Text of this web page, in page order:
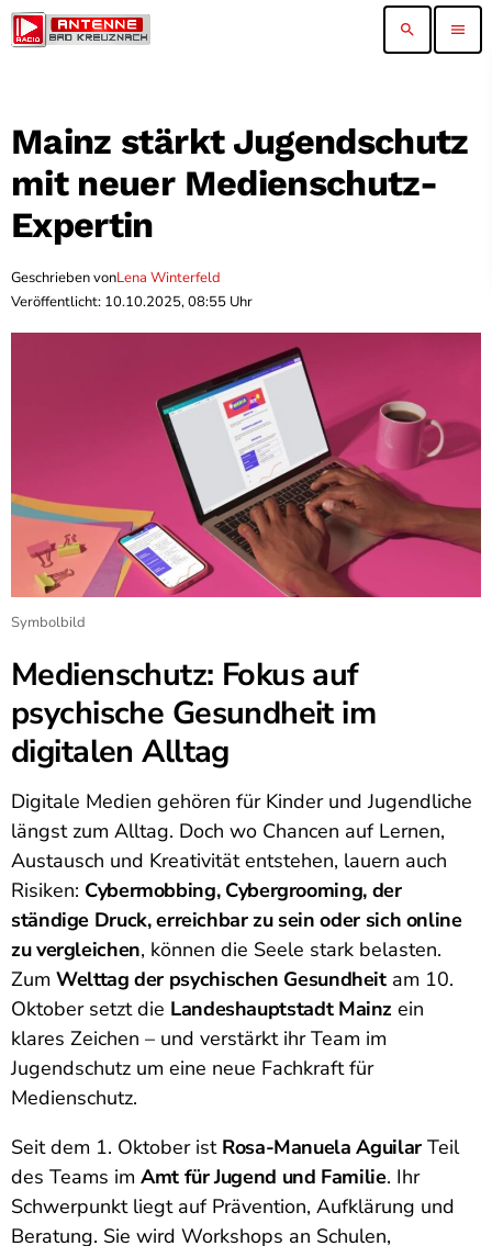
search menu
Mainz stärkt Jugendschutz
mit neuer Medienschutz-
Expertin
Geschrieben vonLena Winterfeld
Veröffentlicht: 10.10.2025, 08:55 Uhr
Symbolbild
Medienschutz: Fokus auf
psychische Gesundheit im
digitalen Alltag
Digitale Medien gehören für Kinder und Jugendliche
längst zum Alltag. Doch wo Chancen auf Lernen,
Austausch und Kreativität entstehen, lauern auch
Risiken: Cybermobbing, Cybergrooming, der
ständige Druck, erreichbar zu sein oder sich online
zu vergleichen, können die Seele stark belasten.
Zum Welttag der psychischen Gesundheitam 10.
Oktober setzt die Landeshauptstadt Mainz ein
klares Zeichen – und verstärkt ihr Team im
Jugendschutz um eine neue Fachkraft für
Medienschutz.
Seit dem 1. Oktober ist Rosa-Manuela AguilarTeil
des Teams im Amt für Jugend und Familie. Ihr
Schwerpunkt liegt auf Prävention, Aufklärung und
Beratung. Sie wird Workshops an Schulen,